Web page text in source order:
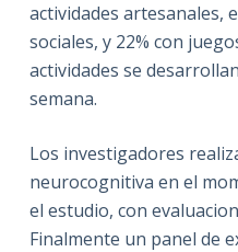
actividades artesanales,
sociales, y 22% con
actividades se
semana.
Los investigadores
neurocognitiva en el
el estudio, con
Finalmente un panel de